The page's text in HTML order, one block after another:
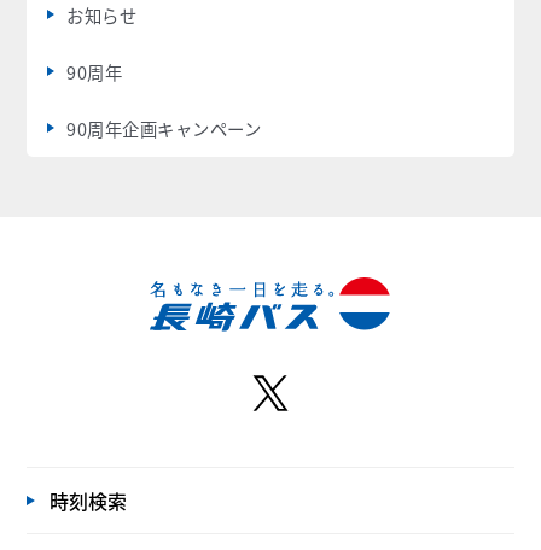
お知らせ
90周年
90周年企画キャンペーン
時刻検索